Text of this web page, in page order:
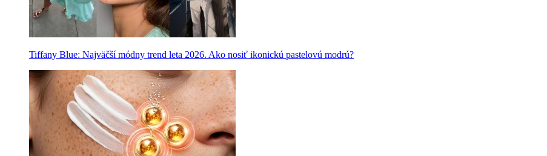
Tiffany Blue: Najväčší módny trend leta 2026. Ako nosiť ikonickú pastelovú modrú?